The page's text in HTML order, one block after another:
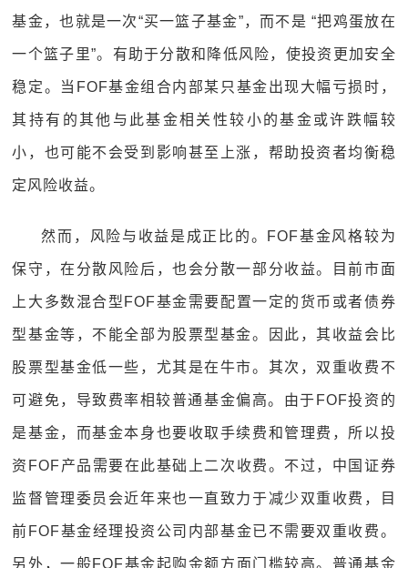
基金，也就是一次“买一篮子基金”，而不是 “把鸡蛋放在
一个篮子里”。有助于分散和降低风险，使投资更加安全
稳定。当FOF基金组合内部某只基金出现大幅亏损时，
其持有的其他与此基金相关性较小的基金或许跌幅较
小，也可能不会受到影响甚至上涨，帮助投资者均衡稳
定风险收益。
然而，风险与收益是成正比的。FOF基金风格较为
保守，在分散风险后，也会分散一部分收益。目前市面
上大多数混合型FOF基金需要配置一定的货币或者债券
型基金等，不能全部为股票型基金。因此，其收益会比
股票型基金低一些，尤其是在牛市。其次，双重收费不
可避免，导致费率相较普通基金偏高。由于FOF投资的
是基金，而基金本身也要收取手续费和管理费，所以投
资FOF产品需要在此基础上二次收费。不过，中国证券
监督管理委员会近年来也一直致力于减少双重收费，目
前FOF基金经理投资公司内部基金已不需要双重收费。
另外，一般FOF基金起购金额方面门槛较高。普通基金